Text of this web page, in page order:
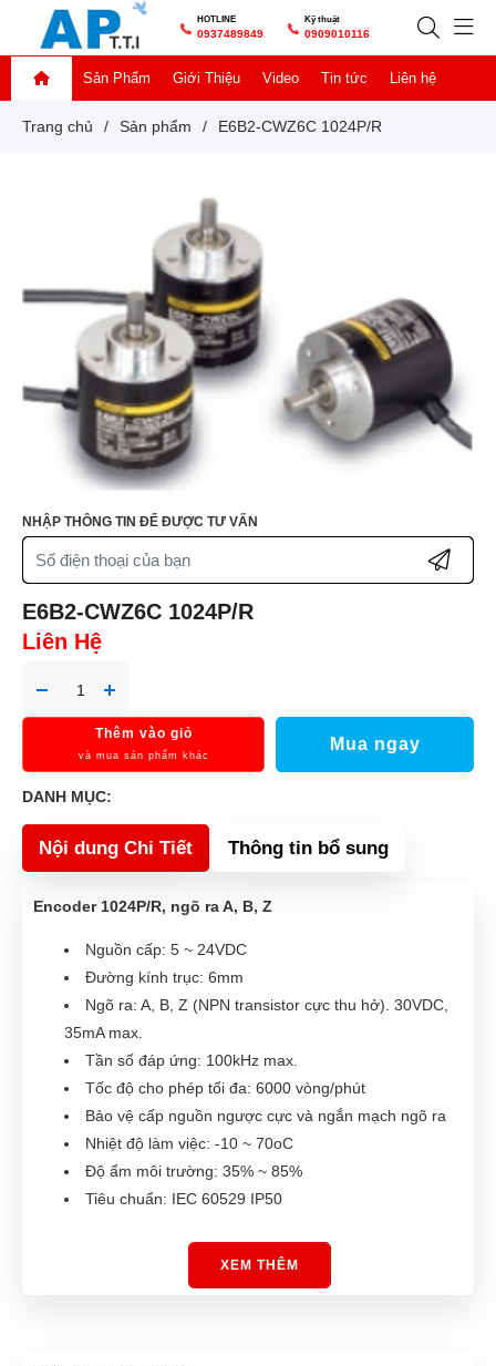
HOTLINE
0937489849
Kỹ thuật
0909010116
Sản Phẩm Giới Thiệu Video Tin tức Liên hệ
Trang chủ / Sản phẩm / E6B2-CWZ6C 1024P/R
NHẬP THÔNG TIN ĐỂ ĐƯỢC TƯ VẤN
E6B2-CWZ6C 1024P/R
Liên Hệ
Thêm vào giỏ
và mua sản phẩm khác
Mua ngay
DANH MỤC:
Nội dung Chi Tiết Thông tin bổ sung
Encoder 1024P/R, ngõ ra A, B, Z
Nguồn cấp: 5 ~ 24VDC
Đường kính trục: 6mm
Ngõ ra: A, B, Z (NPN transistor cực thu hở). 30VDC,
35mA max.
Tần số đáp ứng: 100kHz max.
Tốc độ cho phép tối đa: 6000 vòng/phút
Bảo vệ cấp nguồn ngược cực và ngắn mạch ngõ ra
Nhiệt độ làm việc: -10 ~ 70oC
Độ ẩm môi trường: 35% ~ 85%
Tiêu chuẩn: IEC 60529 IP50
XEM THÊM